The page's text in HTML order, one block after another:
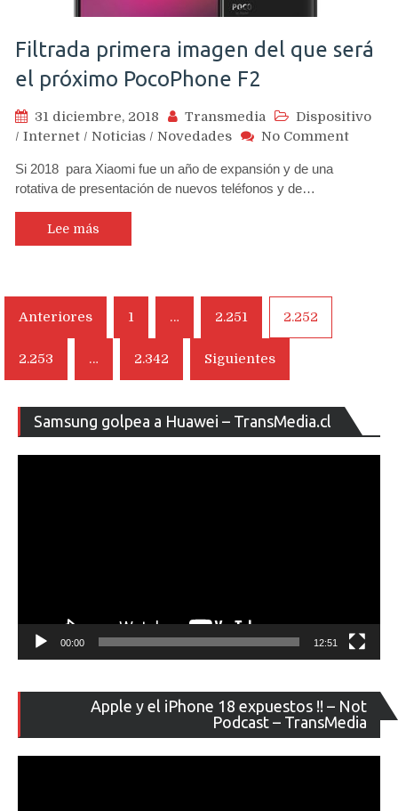
Filtrada primera imagen del que será
el próximo PocoPhone F2
31 diciembre, 2018 Transmedia
Dispositivo
/ Internet / Noticias / Novedades No Commenton
Si 2018 para Xiaomi fue un año de expansión y de una
rotativa de presentación de nuevos teléfonos y de…
Lee más
Navegación
entradas
Anteriores 1 … 2.251 2.252
2.253 … 2.342 Siguientes
Samsung golpea a Huawei – TransMedia.cl
de
00:00 12:51
Apple y el iPhone 18 expuestos !! – Not
Podcast – TransMedia
de